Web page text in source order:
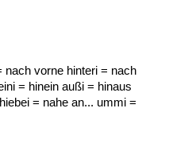
nach vorne hinteri = nach
= hinein außi = hinaus
= nahe an... ummi =